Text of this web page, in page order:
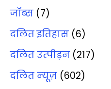
जॉब्‍स (7)
दलित इतिहास (6)
दलित उत्‍पीड़न (217)
दलित न्‍यूज़ (602)